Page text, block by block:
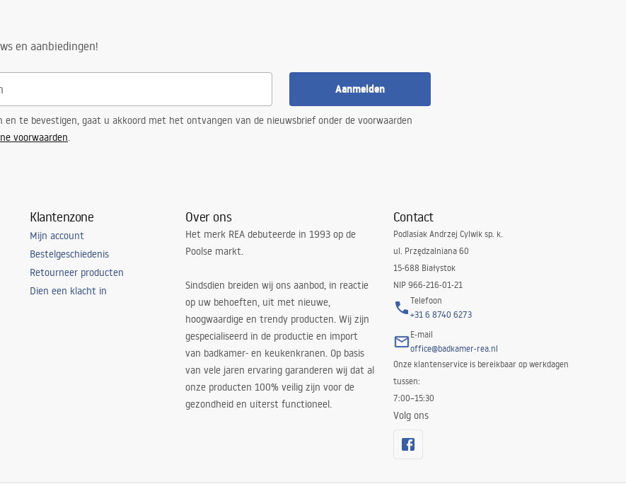
en aanbiedingen!
Aanmelden
en te bevestigen, gaat u akkoord met het ontvangen van de nieuwsbrief onder de voorwaarden
voorwaarden.
Klantenzone
Mijn account
Bestelgeschiedenis
Retourneer producten
Dien een klacht in
Over ons
Het merk REA debuteerde in 1993 op de
Poolse markt.
Sindsdien breiden wij ons aanbod, in reactie
op uw behoeften, uit met nieuwe,
hoogwaardige en trendy producten. Wij zijn
gespecialiseerd in de productie en import
van badkamer- en keukenkranen. Op basis
van vele jaren ervaring garanderen wij dat al
onze producten 100% veilig zijn voor de
gezondheid en uiterst functioneel.
Contact
Podlasiak Andrzej Cylwik sp. k.
ul. Przędzalniana 60
15-688 Białystok
NIP 966-216-01-21
Telefoon
+31 6 8740 6273
E-mail
office@badkamer-rea.nl
Onze klantenservice is bereikbaar op werkdagen
tussen:
7:00–15:30
Volg ons